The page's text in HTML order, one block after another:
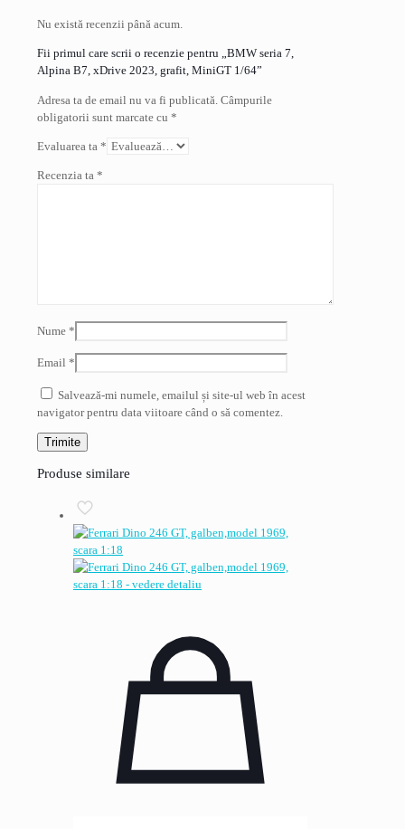
Nu există recenzii până acum.
Fii primul care scrii o recenzie pentru „BMW seria 7,
Alpina B7, xDrive 2023, grafit, MiniGT 1/64”
Adresa ta de email nu va fi publicată. Câmpurile
obligatorii sunt marcate cu *
Evaluarea ta *
Recenzia ta *
Nume *
Email *
Salvează-mi numele, emailul și site-ul web în acest
navigator pentru data viitoare când o să comentez.
Produse similare